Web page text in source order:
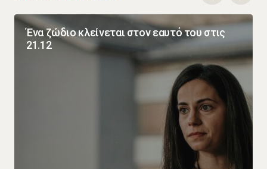
Ένα ζώδιο κλείνεται στον εαυτό του στις
21.12